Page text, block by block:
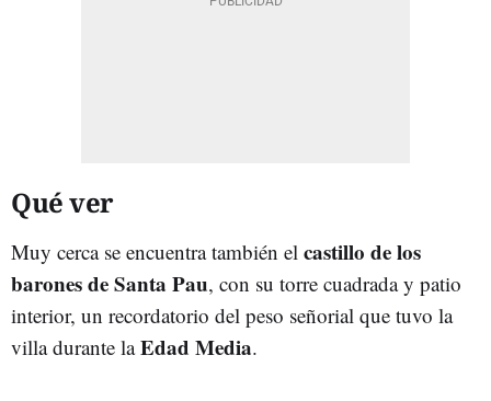
Qué ver
Muy cerca se encuentra también el castillo de los
barones de Santa Pau, con su torre cuadrada y patio
interior, un recordatorio del peso señorial que tuvo la
villa durante laEdad Media.